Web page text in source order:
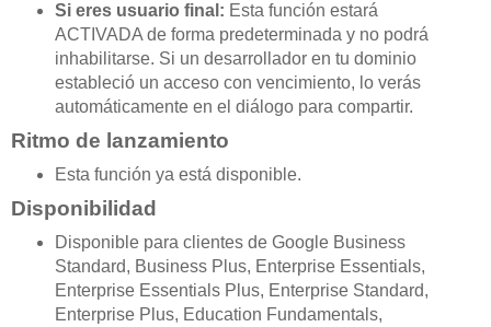
Si eres usuario final: Esta función estará
ACTIVADA de forma predeterminada y no podrá
inhabilitarse. Si un desarrollador en tu dominio
estableció un acceso con vencimiento, lo verás
automáticamente en el diálogo para compartir.
Ritmo de lanzamiento
Esta función ya está disponible.
Disponibilidad
Disponible para clientes de Google Business
Standard, Business Plus, Enterprise Essentials,
Enterprise Essentials Plus, Enterprise Standard,
Enterprise Plus, Education Fundamentals,